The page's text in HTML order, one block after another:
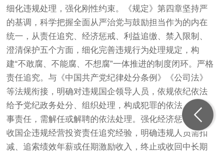
细化违规处理，强化刚性约束。《规定》第四章坚持严
的基调，科学把握全面从严治党与鼓励担当作为的内在
统一，从责任追究、经济惩戒、利益追缴、禁入限制、
澄清保护五个方面，细化完善违规行为处理规定，构
建“不敢腐、不能腐、不想腐”一体推进的制度闭环。严格
责任追究。与《中国共产党纪律处分条例》《公司法》
等法规衔接，明确对违规国企领导人员，依规依纪依法
给予党纪政务处分、组织处理，构成犯罪的依法追究刑
事责任，需解任或解聘的依法处理。强化经济惩戒。吸
收国企违规经营投资责任追究经验，明确违规人员需扣
减、追索绩效年薪或任期激励收入，终止或收回中长期